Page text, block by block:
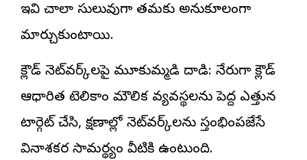
ఇవి చాలా సులువుగా తమకు అనుకూలంగా
మార్చుకుంటాయి.
క్లౌడ్ నెట్‌వర్క్‌లపై మూకుమ్మడి దాడి: నేరుగా క్లౌడ్
ఆధారిత టెలికాం మౌలిక వ్యవస్థలను పెద్ద ఎత్తున
టార్గెట్ చేసి, క్షణాల్లో నెట్‌వర్క్‌లను స్తంభింపజేసే
వినాశకర సామర్థ్యం వీటికి ఉంటుంది.